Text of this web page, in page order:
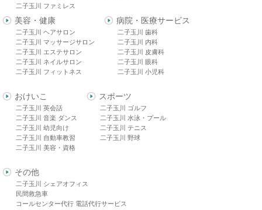
二子玉川 ファミレス
美容・健康
二子玉川 ヘアサロン
二子玉川 マッサージサロン
二子玉川 エステサロン
二子玉川 ネイルサロン
二子玉川 フィットネス
病院・医療サービス
二子玉川 歯科
二子玉川 内科
二子玉川 皮膚科
二子玉川 眼科
二子玉川 小児科
おけいこ
二子玉川 英会話
二子玉川 音楽 ダンス
二子玉川 幼児向け
二子玉川 自動車教習
二子玉川 美容・資格
スポーツ
二子玉川 ゴルフ
二子玉川 水泳・プール
二子玉川 テニス
二子玉川 野球
その他
二子玉川 シェアオフィス
民間救急車
コールセンター代行 電話代行サービス